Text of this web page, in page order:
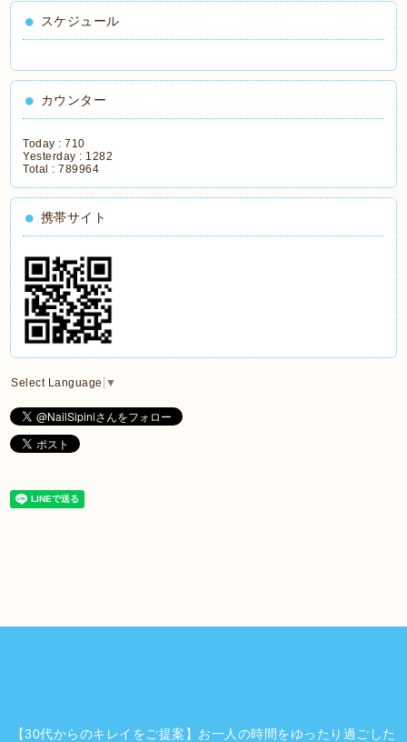
スケジュール
カウンター
Today :710
Yesterday : 1282
Total :789964
携帯サイト
Select Language ▼
【30代からのキレイをご提案】お一人の時間をゆったり過ごした